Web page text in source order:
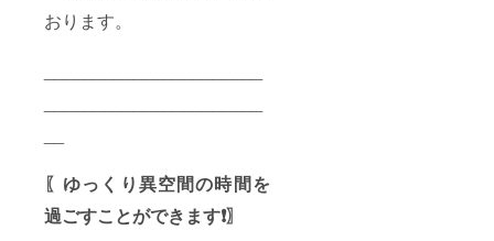
おります。
〖 ゆっくり異空間の時間を
過ごすことができます❗️〗